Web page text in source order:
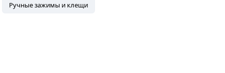
Ручные зажимы и клещи